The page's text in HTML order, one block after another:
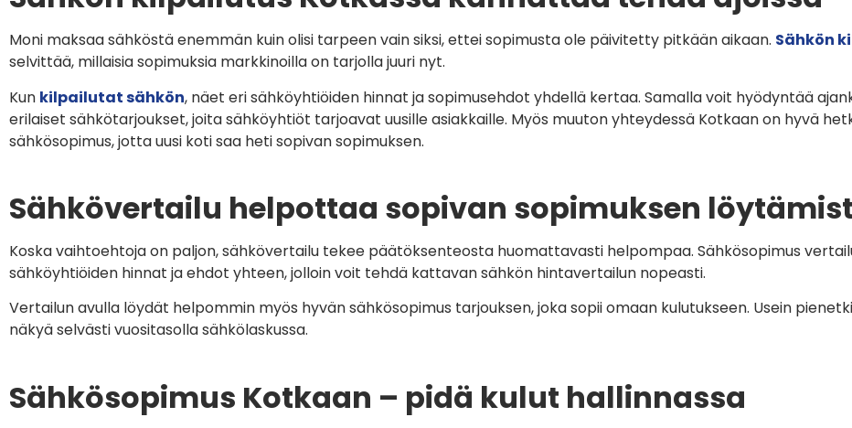
Moni maksaa sähköstä enemmän kuin olisi tarpeen vain siksi, ettei sopimusta ole päivitetty pitkään aikaan. Sähkön
selvittää, millaisia sopimuksia markkinoilla on tarjolla juuri nyt.
Kun kilpailutat sähkön, näet eri sähköyhtiöiden hinnat ja sopimusehdot yhdellä kertaa. Samalla voit hyödyntää
erilaiset sähkötarjoukset, joita sähköyhtiöt tarjoavat uusille asiakkaille. Myös muuton yhteydessä Kotkaan on hyvä
sähkösopimus, jotta uusi koti saa heti sopivan sopimuksen.
Sähkövertailu helpottaa sopivan sopimuksen
Koska vaihtoehtoja on paljon, sähkövertailu tekee päätöksenteosta huomattavasti helpompaa. Sähkösopimus
sähköyhtiöiden hinnat ja ehdot yhteen, jolloin voit tehdä kattavan sähkön hintavertailun nopeasti.
Vertailun avulla löydät helpommin myös hyvän sähkösopimus tarjouksen, joka sopii omaan kulutukseen. Usein
näkyä selvästi vuositasolla sähkölaskussa.
Sähkösopimus Kotkaan – pidä kulut hallinnassa